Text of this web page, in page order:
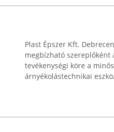
Plast Épszer Kft.
megbízható szereplőként
tevékenységi köre a
árnyékolástechnikai